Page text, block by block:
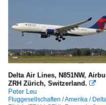
Delta Air Lines, N851NW,
ZRH Zürich, Switzerland. 
Peter Leu
Fluggesellschaften / Amerika /